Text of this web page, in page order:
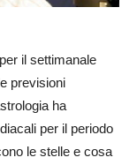
il settimanale
previsioni
ha
per il periodo
le stelle e cosa